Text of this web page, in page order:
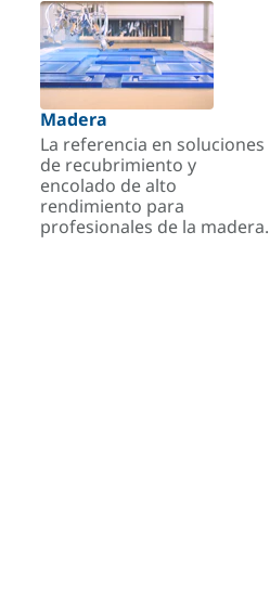
Madera
La referencia en soluciones
de recubrimiento y
encolado de alto
rendimiento para
profesionales de la madera.